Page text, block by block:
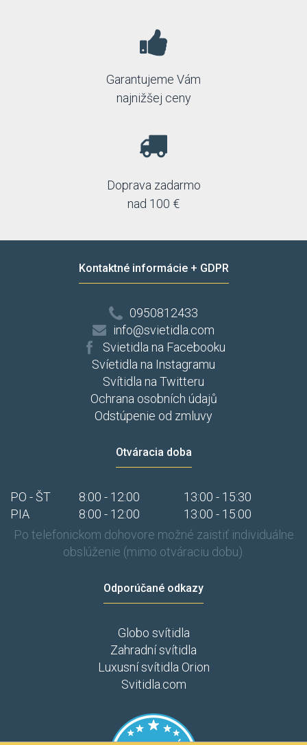
Garantujeme Vám
najnižšej ceny
Doprava zadarmo
nad 100 €
Kontaktné informácie + GDPR
0950812433
info@svietidla.com
Svietidla na Facebooku
Svíetidla na Instagramu
Svítidla na Twitteru
Ochrana osobních údajů
Odstúpenie od zmluvy
Otváracia doba
PO - ŠT 8:00 - 12:00
13:00 - 15:30
PIA
8:00 - 12:00
13:00 - 15:00
Po telefonickom dohovore možné zaistiť individuálne
obslúženie (mimo otváraciu dobu).
Odporúčané odkazy
Globo svítidla
Zahradní svítidla
Luxusní svítidla Orion
Svitidla.com